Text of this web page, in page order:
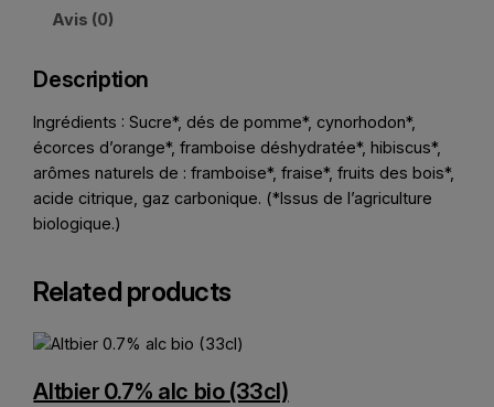
Avis (0)
Description
Ingrédients : Sucre*, dés de pomme*, cynorhodon*,
écorces d’orange*, framboise déshydratée*, hibiscus*,
arômes naturels de : framboise*, fraise*, fruits des bois*,
acide citrique, gaz carbonique. (*Issus de l’agriculture
biologique.)
Related products
Altbier 0.7% alc bio (33cl)